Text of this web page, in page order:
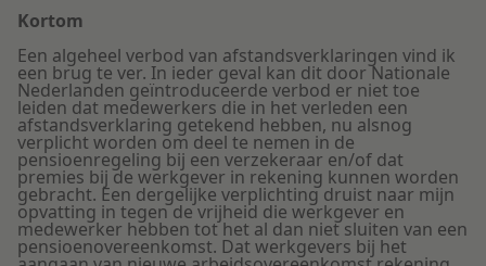
Kortom
Een algeheel verbod van afstandsverklaringen vind ik
een brug te ver. In ieder geval kan dit door Nationale
Nederlanden geïntroduceerde verbod er niet toe
leiden dat medewerkers die in het verleden een
afstandsverklaring getekend hebben, nu alsnog
verplicht worden om deel te nemen in de
pensioenregeling bij een verzekeraar en/of dat
premies bij de werkgever in rekening kunnen worden
gebracht. Een dergelijke verplichting druist naar mijn
opvatting in tegen de vrijheid die werkgever en
medewerker hebben tot het al dan niet sluiten van een
pensioenover­eenkomst. Dat werkgevers bij het